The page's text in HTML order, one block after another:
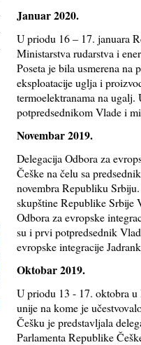
Januar 2020.
U priodu 16 – 17. januara
Ministarstva rudarstva i
Poseta je bila usmerena
eksploatacije uglja i
termoelektranama na ugalj.
potpredsednikom Vlade i
Novembar 2019.
Delegacija Odbora za
Češke na čelu sa
novembra Republiku
skupštine Republike Srbije
Odbora za evropske
su i prvi potpredsednik
evropske integracije
Oktobar 2019.
U priodu 13 - 17. oktobra u
unije na kome je
Češku je predstavljala
Parlamenta Republike